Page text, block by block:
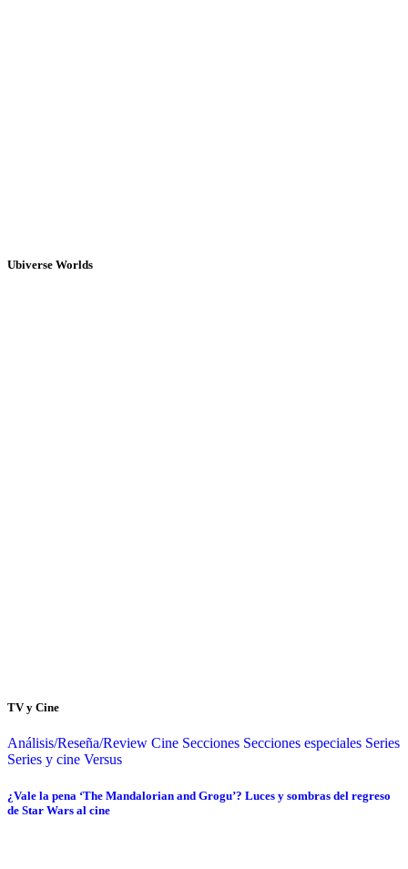
Ubiverse Worlds
TV y Cine
Análisis/Reseña/Review Cine Secciones Secciones especiales Series
Series y cine Versus
¿Vale la pena ‘The Mandalorian and Grogu’? Luces y sombras del regreso
de Star Wars al cine